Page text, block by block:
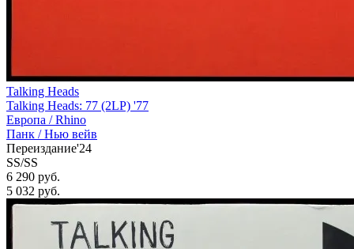
Talking Heads
Talking Heads: 77 (2LP) '77
Европа /Rhino
Панк / Нью вейв
Переиздание'24
SS/SS
6 290 руб.
5 032 руб.